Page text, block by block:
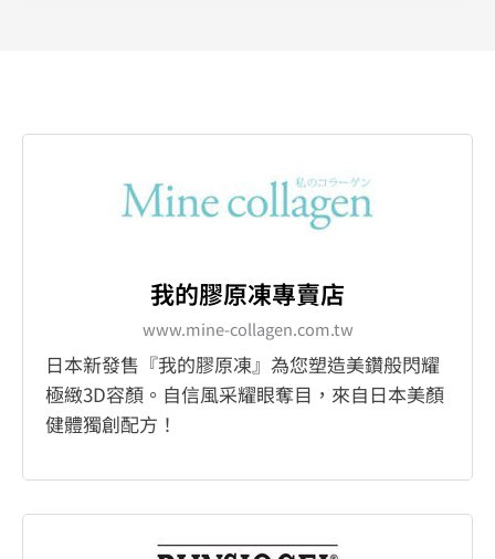
我的膠原凍專賣店
www.mine-collagen.com.tw
日本新發售『我的膠原凍』為您塑造美鑽般閃耀
極緻3D容顏。自信風采耀眼奪目，來自日本美顏
健體獨創配方！